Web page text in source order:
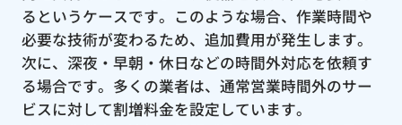
るというケースです。このような場合、作業時間や
必要な技術が変わるため、追加費用が発生します。
次に、深夜・早朝・休日などの時間外対応を依頼す
る場合です。多くの業者は、通常営業時間外のサー
ビスに対して割増料金を設定しています。